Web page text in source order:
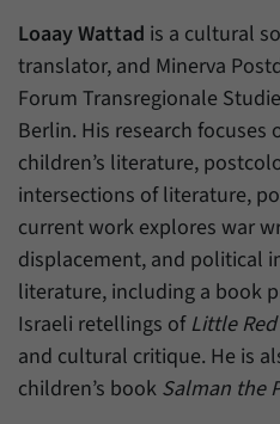
Loaay Wattad is a cultural
translator, and Minerva
Forum Transregionale
Berlin. His research focuses
children’s literature,
intersections of literature,
current work explores war
displacement, and political
literature, including a book
Israeli retellings of Little
and cultural critique. He is
children’s book Salman the
Name _pk_ses
Anbieter Matomo
Laufzeit 30 Minuten
Zweck
Mit diesem
Daten über
Besuchern auf
speichern.